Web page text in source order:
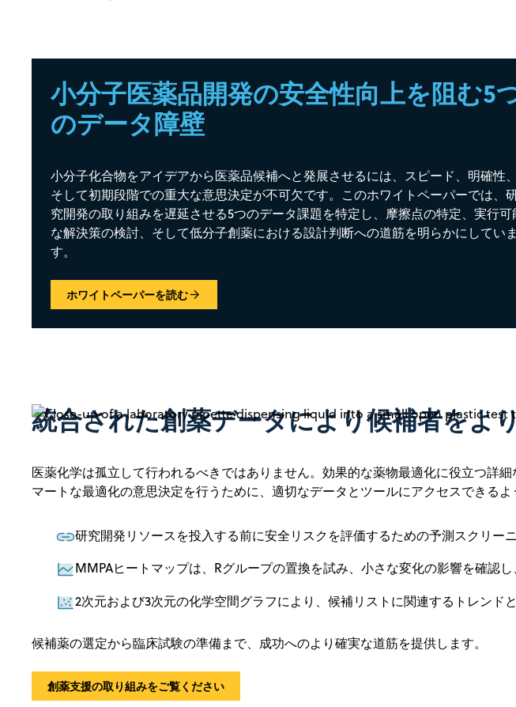
小分子医薬品開発の安全性向上を阻む5
のデータ障壁
小分子化合物をアイデアから医薬品候補へと発展させるには、スピード、明確性、
そして初期段階での重大な意思決定が不可欠です。このホワイトペーパーでは、
究開発の取り組みを遅延させる5つのデータ課題を特定し、摩擦点の特定、実行可
な解決策の検討、そして低分子創薬における設計判断への道筋を明らかにしていま
す。
ホワイトペーパーを読む
統合された創薬データにより候補者をよ
医薬化学は孤立して行われるべきではありません。効果的な薬物最適化に役立つ詳
マートな最適化の意思決定を行うために、適切なデータとツールにアクセスできるよ
研究開発リソースを投入する前に安全リスクを評価するための予測スクリーニ
MMPAヒートマップは、Rグループの置換を試み、小さな変化の影響を確認
2次元および3次元の化学空間グラフにより、候補リストに関連するトレンド
候補薬の選定から臨床試験の準備まで、成功へのより確実な道筋を提供します。
創薬支援の取り組みをご覧ください